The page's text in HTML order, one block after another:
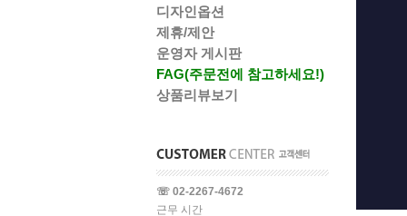
디자인옵션
제휴/제안
운영자 게시판
FAG(주문전에 참고하세요!)
상품리뷰보기
☏ 02-2267-4672
근무 시간